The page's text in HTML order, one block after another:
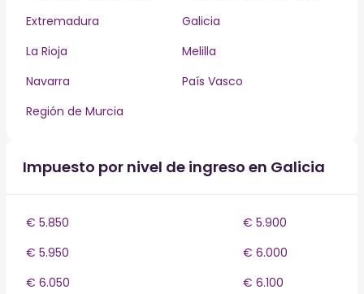
Extremadura
Galicia
La Rioja
Melilla
Navarra
País Vasco
Región de Murcia
Impuesto por nivel de ingreso en Galicia
€ 5.850
€ 5.900
€ 5.950
€ 6.000
€ 6.050
€ 6.100